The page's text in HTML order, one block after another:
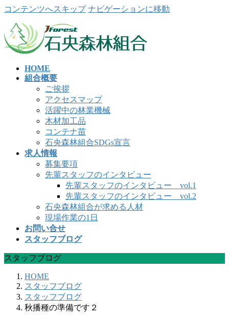
コンテンツへスキップ ナビゲーションに移動
HOME
組合概要
ご挨拶
アクセスマップ
活躍中の林業機械
木材加工品
コンテナ苗
石央森林組合SDGs宣言
求人情報
募集要項
先輩スタッフのインタビュー
先輩スタッフのインタビュー vol.1
先輩スタッフのインタビュー vol.2
石央森林組合が求める人材
現場作業の1日
お問い合せ
スタッフブログ
スタッフブログ
HOME
スタッフブログ
スタッフブログ
秋播種の準備です２